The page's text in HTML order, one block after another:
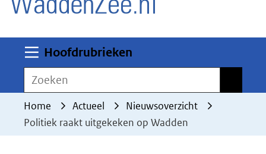
deze
worden
toegestaan
geweigerd.
Hoofdrubrieken
Zoeken
Home Actueel
Nieuwsoverzicht
Politiek raakt uitgekeken op Wadden